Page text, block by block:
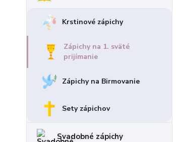
Krstinové zápichy
Zápichy na 1. sväté
prijímanie
Zápichy na Birmovanie
Sety zápichov
Svadobné zápichy